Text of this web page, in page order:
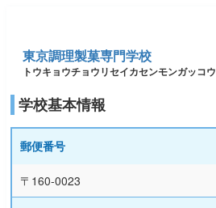
東京調理製菓専門学校
トウキョウチョウリセイカセンモンガッコウ
学校基本情報
郵便番号
〒160-0023